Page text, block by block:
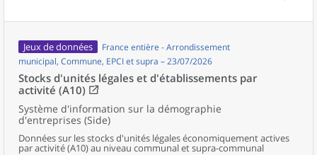
Jeux de données
France entière - Arrondissement
municipal, Commune, EPCI et supra – 23/07/2026
Stocks d'unités légales et d'établissements par
activité (A10)
Système d'information sur la démographie
d'entreprises (Side)
Données sur les stocks d'unités légales économiquement actives
par activité (A10) au niveau communal et supra-communal